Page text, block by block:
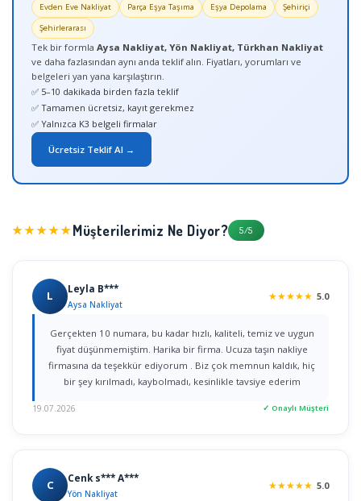
Evden Eve Nakliyat Parça Eşya Taşıma Eşya Depolama
Şehiriçi
Şehirlerarası
Tek bir formla Aysa Nakliyat, Yön Nakliyat, Türkhan Nakliyat
ve daha fazlasından aynı anda teklif alın. Fiyatları, yorumları ve
belgeleri yan yana karşılaştırın.
✅ 5–10 dakikada birden fazla teklif
✅ Tamamen ücretsiz, kayıt gerekmez
✅ Yalnızca K3 belgeli firmalar
Ücretsiz Teklif Al →
★★★★★Müşterilerimiz Ne Diyor? 5/5
L Leyla B***
Aysa Nakliyat
★★★★★ 5.0
Gerçekten 10 numara, bu kadar hızlı, kaliteli, temiz ve uygun
fiyat düşünmemiştim. Harika bir firma. Ucuza taşın nakliye
firmasına da teşekkür ediyorum . Biz çok memnun kaldık, hiç
bir şey kırılmadı, kaybolmadı, kesinlikle tavsiye ederim
19.07.2026 ✓ Onaylı Müşteri
C Cenk s*** A***
Yön Nakliyat
★★★★★ 5.0